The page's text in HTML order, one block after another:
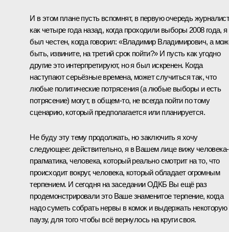
И в этом плане пусть вспомнят, в первую очередь
как четыре года назад, когда проходили выборы 2008 года, я
был честен, когда говорил: «Владимир Владимирович, а
быть, извините, на третий срок пойти?» И пусть как угодно
другие это интерпретируют, но я был искренен. Когда
наступают серьёзные времена, может случиться так, что
любые политические потрясения (а любые выборы и есть
потрясение) могут, в общем‑то, не всегда пойти по тому
сценарию, который предполагается или планируется.
Не буду эту тему продолжать, но заключить я хочу
следующее: действительно, я в Вашем лице вижу человека-
прагматика, человека, который реально смотрит на то, что
происходит вокруг, человека, который обладает огромным
терпением. И сегодня на заседанииОДКБ Вы ещё раз
продемонстрировали это Ваше знаменитое терпение, когда
надо суметь собрать нервы в комок и выдержать некоторую
паузу, для того чтобы всё вернулось на круги своя.